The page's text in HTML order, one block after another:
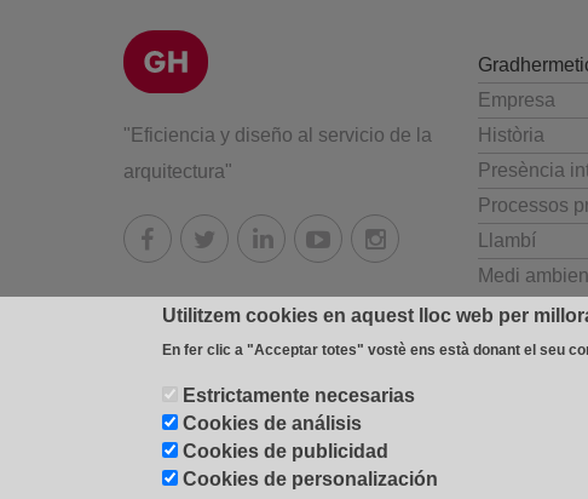
"Eficiencia y diseño al servicio de la
arquitectura"
Empresa
Història
Presència
Processos
Llambí
Medi
© 2026 Industrial Gradhermetic, S.A.E.
cookies -Cookies settings-
Utilitzem cookies en aquest lloc web per
En fer clic a "Acceptar totes" vostè ens està donant el seu
Estrictamente necesarias
Cookies de análisis
Cookies de publicidad
Cookies de personalización